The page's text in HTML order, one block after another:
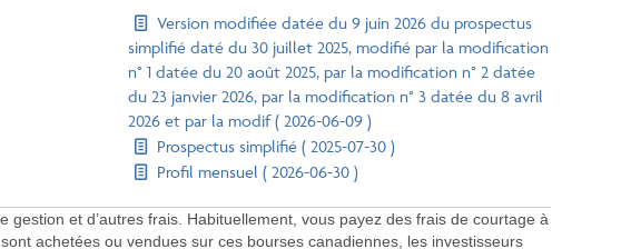
Version modifiée datée du 9 juin 2026 du prospectus
simplifié daté du 30 juillet 2025, modifié par la modification
n° 1 datée du 20 août 2025, par la modification n° 2 datée
du 23 janvier 2026, par la modification n° 3 datée du 8 avril
2026 et par la modif ( 2026-06-09 )
Prospectus simplifié ( 2025-07-30 )
Profil mensuel ( 2026-06-30 )
et d’autres frais. Habituellement, vous payez des frais de courtage à
achetées ou vendues sur ces bourses canadiennes, les investisseurs